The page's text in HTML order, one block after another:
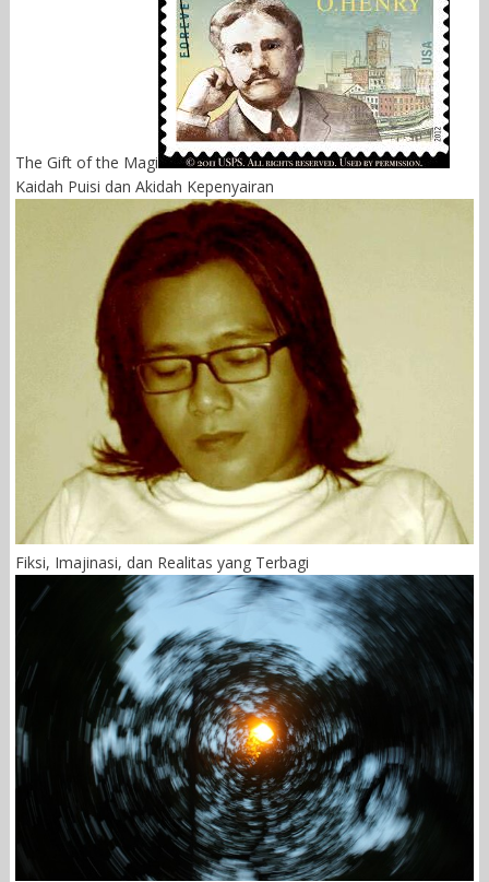
The Gift of the Magi
Kaidah Puisi dan Akidah Kepenyairan
Fiksi, Imajinasi, dan Realitas yang Terbagi